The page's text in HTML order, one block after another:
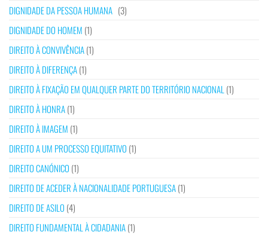
DIGNIDADE DA PESSOA HUMANA (3)
DIGNIDADE DO HOMEM (1)
DIREITO À CONVIVÊNCIA(1)
DIREITO À DIFERENÇA(1)
DIREITO À FIXAÇÃO EM QUALQUER PARTE DO TERRITÓRIO NACIONAL (1)
DIREITO À HONRA(1)
DIREITO À IMAGEM (1)
DIREITO A UM PROCESSO EQUITATIVO (1)
DIREITO CANÓNICO (1)
DIREITO DE ACEDER À NACIONALIDADE PORTUGUESA(1)
DIREITO DE ASILO (4)
DIREITO FUNDAMENTAL À CIDADANIA(1)